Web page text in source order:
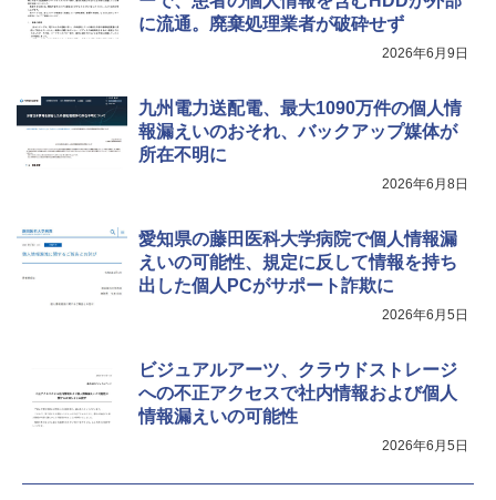
に流通。廃棄処理業者が破砕せず
2026年6月9日
九州電力送配電、最大1090万件の個人情
報漏えいのおそれ、バックアップ媒体が
所在不明に
2026年6月8日
愛知県の藤田医科大学病院で個人情報漏
えいの可能性、規定に反して情報を持ち
出した個人PCがサポート詐欺に
2026年6月5日
ビジュアルアーツ、クラウドストレージ
への不正アクセスで社内情報および個人
情報漏えいの可能性
2026年6月5日